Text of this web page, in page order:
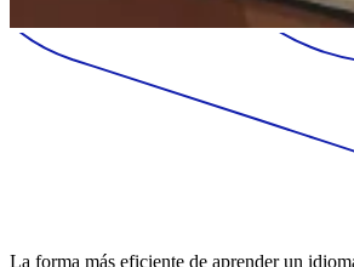
La forma más eficiente de aprender un